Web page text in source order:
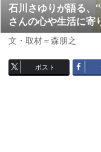
石川さゆりが語る、
さんの心や生活に寄
文・取材＝森朋之
ポスト